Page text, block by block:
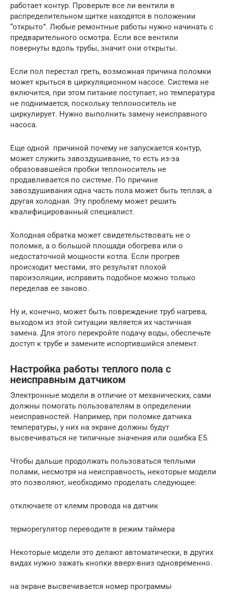
работает контур. Проверьте все ли вентили в
распределительном щитке находятся в положении
“открыто”. Любые ремонтные работы нужно начинать с
предварительного осмотра. Если все вентили
повернуты вдоль трубы, значит они открыты.
Если пол перестал греть, возможная причина поломки
может крыться в циркуляционном насосе. Система не
включится, при этом питание поступает, но температура
не поднимается, поскольку теплоноситель не
циркулирует. Нужно выполнить замену неисправного
насоса.
Еще одной причиной почему не запускается контур,
может служить завоздушивание, то есть из-за
образовавшейся пробки теплоноситель не
продавливается по системе. По причине
завоздушивания одна часть пола может быть теплая, а
другая холодная. Эту проблему может решить
квалифицированный специалист.
Холодная обратка может свидетельствовать не о
поломке, а о большой площади обогрева или о
недостаточной мощности котла. Если прогрев
происходит местами, это результат плохой
пароизоляции, исправить подобное можно только
переделав ее заново.
Ну и, конечно, может быть повреждение труб нагрева,
выходом из этой ситуации является их частичная
замена. Для этого перекройте подачу воды, обеспечьте
доступ к трубе и замените испортившийся элемент.
Настройка работы теплого пола с
неисправным датчиком
Электронные модели в отличие от механических, сами
должны помогать пользователям в определении
неисправностей. Например, при поломке датчика
температуры, у них на экране должны будут
высвечиваться не типичные значения или ошибка E5.
Чтобы дальше продолжать пользоваться теплыми
полами, несмотря на неисправность, некоторые модели
это позволяют, необходимо проделать следующее:
отключаете от клемм провода на датчик
терморегулятор переводите в режим таймера
Некоторые модели это делают автоматически, в других
видах нужно зажать кнопки вверх-вниз одновременно.
на экране высвечивается номер программы